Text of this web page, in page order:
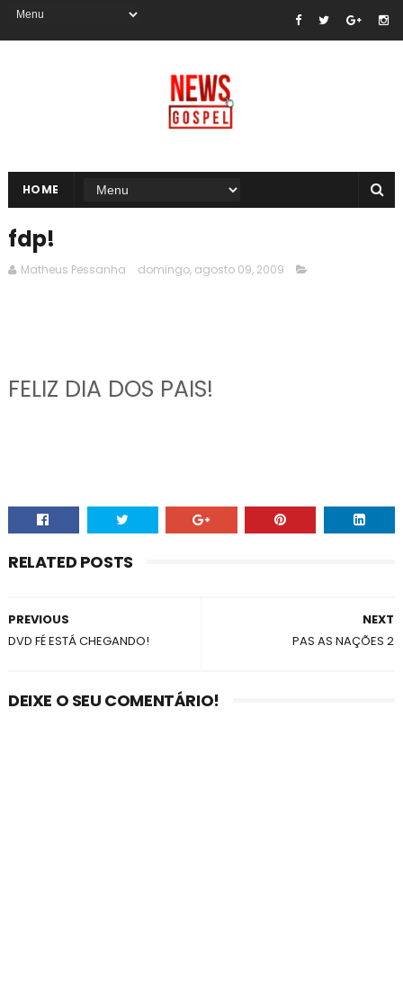
HOME
fdp!
Matheus Pessanha domingo, agosto 09, 2009
FELIZ DIA DOS PAIS!
RELATED POSTS
NEXT
PAS AS NAÇÕES 2
PREVIOUS
DVD FÉ ESTÁ CHEGANDO!
DEIXE O SEU COMENTÁRIO!